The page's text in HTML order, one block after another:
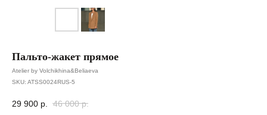
Пальто-жакет прямое
Atelier by Volchikhina&Beliaeva
SKU: ATSS0024RUS-5
29 900 р. 46 000 р.